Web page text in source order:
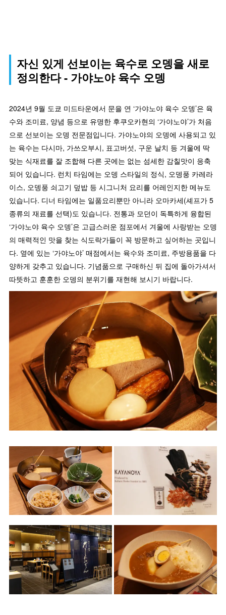
자신 있게 선보이는 육수로 오뎅을 새로
정의한다 - 가야노야 육수 오뎅
2024년 9월 도쿄 미드타운에서 문을 연 ‘가야노야 육수 오뎅’은 육
수와 조미료, 양념 등으로 유명한 후쿠오카현의 ‘가야노야’가 처음
으로 선보이는 오뎅 전문점입니다. 가야노야의 오뎅에 사용되고 있
는 육수는 다시마, 가쓰오부시, 표고버섯, 구운 날치 등 겨울에 딱
맞는 식재료를 잘 조합해 다른 곳에는 없는 섬세한 감칠맛이 응축
되어 있습니다. 런치 타임에는 오뎅 스타일의 정식, 오뎅풍 카레라
이스, 오뎅풍 쇠고기 덮밥 등 시그니처 요리를 어레인지한 메뉴도
있습니다. 디너 타임에는 일품요리뿐만 아니라 오마카세(셰프가 5
종류의 재료를 선택)도 있습니다. 전통과 모던이 독특하게 융합된
‘가야노야 육수 오뎅’은 고급스러운 점포에서 겨울에 사랑받는 오뎅
의 매력적인 맛을 찾는 식도락가들이 꼭 방문하고 싶어하는 곳입니
다. 옆에 있는 ‘가야노야’ 매점에서는 육수와 조미료, 주방용품을 다
양하게 갖추고 있습니다. 기념품으로 구매하신 뒤 집에 돌아가셔서
따뜻하고 훈훈한 오뎅의 분위기를 재현해 보시기 바랍니다.